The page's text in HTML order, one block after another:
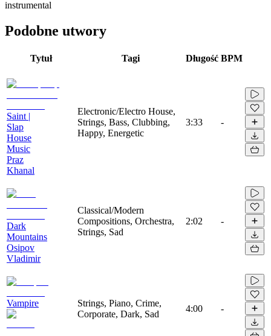
instrumental
Podobne utwory
Tytuł Tagi Długość BPM
Saint |
Slap
House
Music
Praz
Khanal
Electronic/Electro House,
Strings, Bass, Clubbing,
Happy, Energetic
3:33 -
Dark
Mountains
Osipov
Vladimir
Classical/Modern
Compositions, Orchestra,
Strings, Sad
2:02 -
Vampire
Strings, Piano, Crime,
Corporate, Dark, Sad
4:00 -